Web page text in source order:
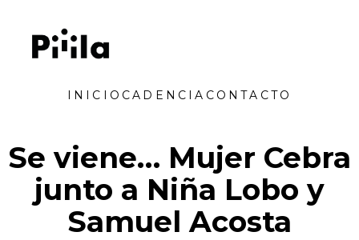
INICIO CADENCIA CONTACTO
Se viene… Mujer Cebra
junto a Niña Lobo y
Samuel Acosta